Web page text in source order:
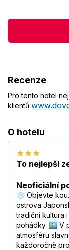
Recenze
Pro tento hotel
klientů
O hotelu
To nejlepší
Neoficiální
❄️ Objevte
ostrova
tradiční kultura
pohádky. 🏙️ V
atmosféru
každoročně